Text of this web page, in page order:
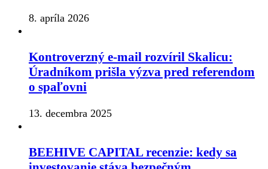
8. apríla 2026
Kontroverzný e-mail rozvíril Skalicu:
Úradníkom prišla výzva pred referendom
o spaľovni
13. decembra 2025
BEEHIVE CAPITAL recenzie: kedy sa